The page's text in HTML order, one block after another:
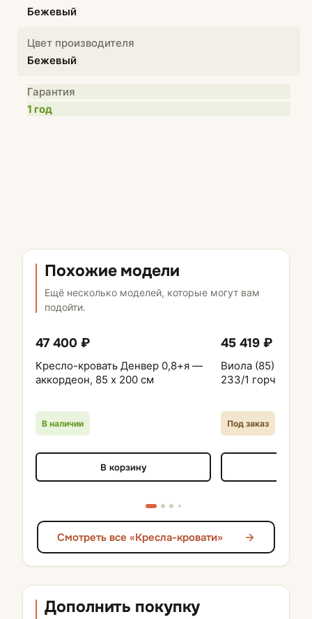
Бежевый
Цвет производителя
Бежевый
Гарантия
1 год
Похожие модели
Ещё несколько моделей, которые могут вам
подойти.
47 400 ₽
Кресло-кровать Денвер 0,8+я —
аккордеон, 85 х 200 см
В наличии
В корзину
45 419 ₽
Виола (85)
233/1 горчичный
Под заказ
Смотреть все «Кресла-кровати»
Дополнить покупку